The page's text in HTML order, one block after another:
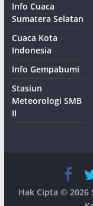
Info Cuaca
Sumatera Selatan
Cuaca Kota
Indonesia
Info Gempabumi
Stasiun
Meteorologi SMB
II
Hak Cipta © 2026